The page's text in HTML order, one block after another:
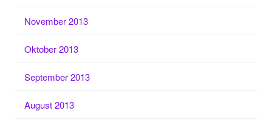
November 2013
Oktober 2013
September 2013
August 2013